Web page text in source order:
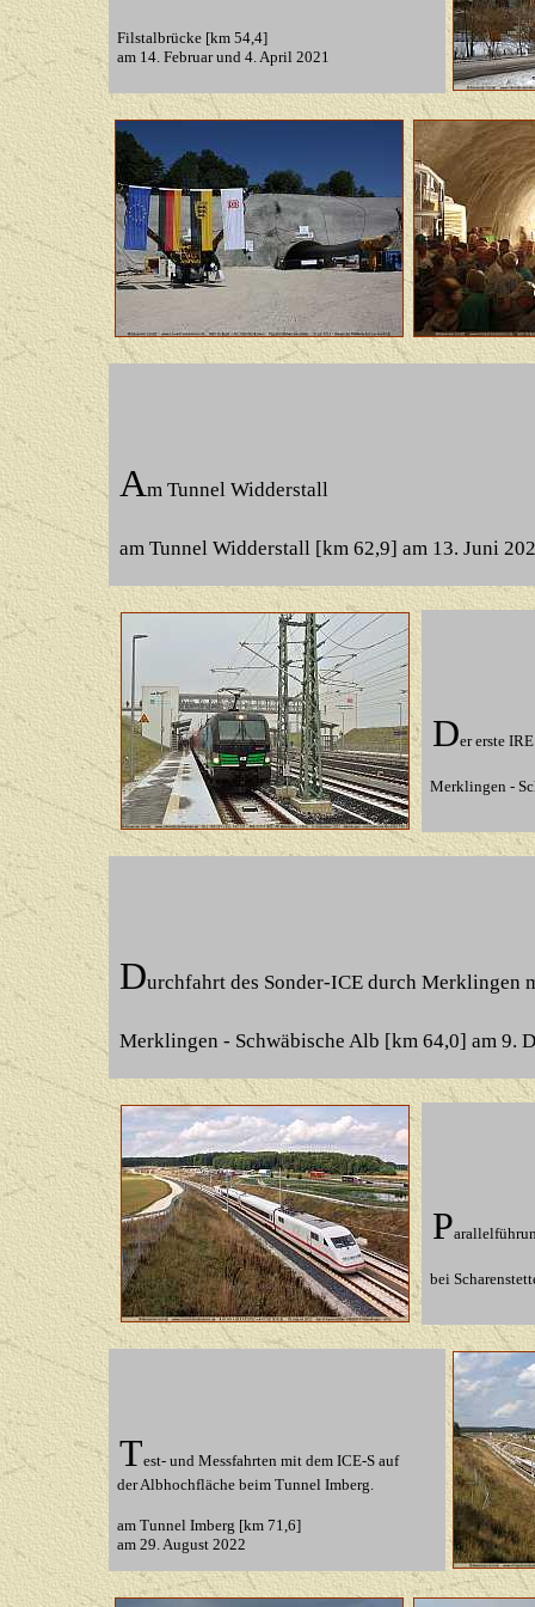
Filstalbrücke [km 54,4]
am 14. Februar und 4. April 2021
Am Tunnel Widderstall
am Tunnel Widderstall [km 62,9] am 13. Juni
Der erste
Merklingen -
Durchfahrt des Sonder-ICE durch Merklingen
Merklingen - Schwäbische Alb [km 64,0] am 9.
P
bei
Test- und Messfahrten mit dem ICE-S auf
der Albhochfläche beim Tunnel Imberg.
am Tunnel Imberg [km 71,6]
am 29. August 2022